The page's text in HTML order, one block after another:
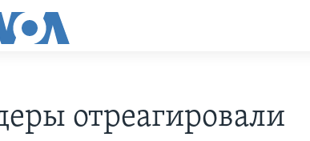
отреагировали